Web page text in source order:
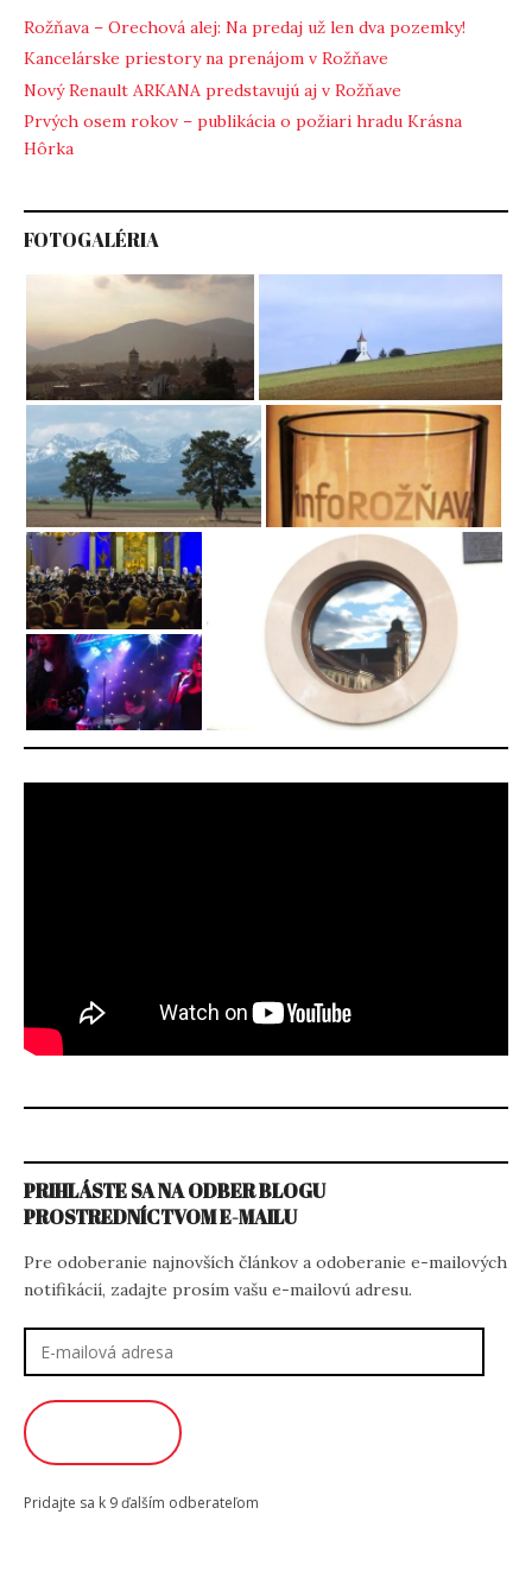
Rožňava – Orechová alej: Na predaj už len dva pozemky!
Kancelárske priestory na prenájom v Rožňave
Nový Renault ARKANA predstavujú aj v Rožňave
Prvých osem rokov – publikácia o požiari hradu Krásna
Hôrka
FOTOGALÉRIA
PRIHLÁSTE SA NA ODBER BLOGU
PROSTREDNÍCTVOM E-MAILU
Pre odoberanie najnovších článkov a odoberanie e-mailových
notifikácií, zadajte prosím vašu e-mailovú adresu.
adresa
Pridajte sa k 9 ďalším odberateľom